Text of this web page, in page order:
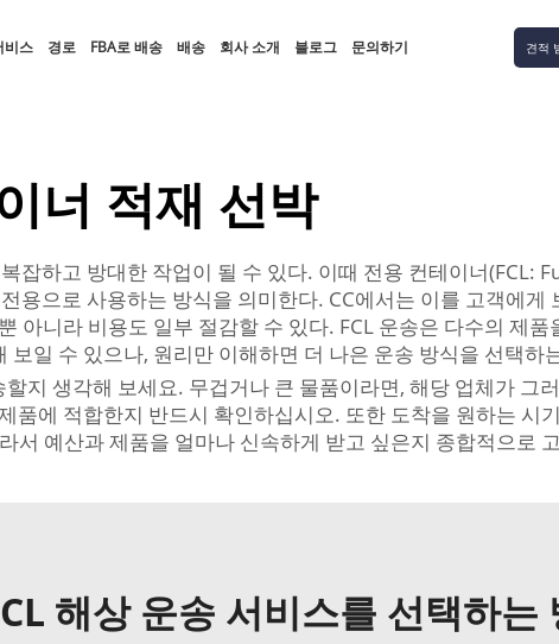
비스 경로 FBA로 배송 배송 회사 소개 블로그 문의하기 견적
너 적재 선박
잡하고 방대한 작업이 될 수 있다. 이때 전용 컨테이너(FCL:
용으로 사용하는 방식을 의미한다. CC에서는 이를 고객에게
아니라 비용도 일부 절감할 수 있다. FCL 운송은 다수의 제품
일 수 있으나, 원리만 이해하면 더 나은 운송 방식을 선택하
지 생각해 보세요. 무겁거나 큰 물품이라면, 해당 업체가 그
에 적합한지 반드시 확인하십시오. 또한 도착을 원하는 시
예산과 제품을 얼마나 신속하게 받고 싶은지 종합적으로
해상 운송 서비스를 선택하는